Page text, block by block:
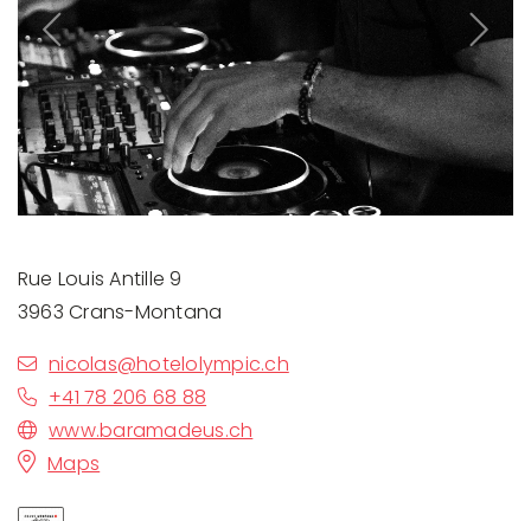
Previous Next
Rue Louis Antille 9
3963 Crans-Montana
nicolas@hotelolympic.ch
+41 78 206 68 88
www.baramadeus.ch
Maps